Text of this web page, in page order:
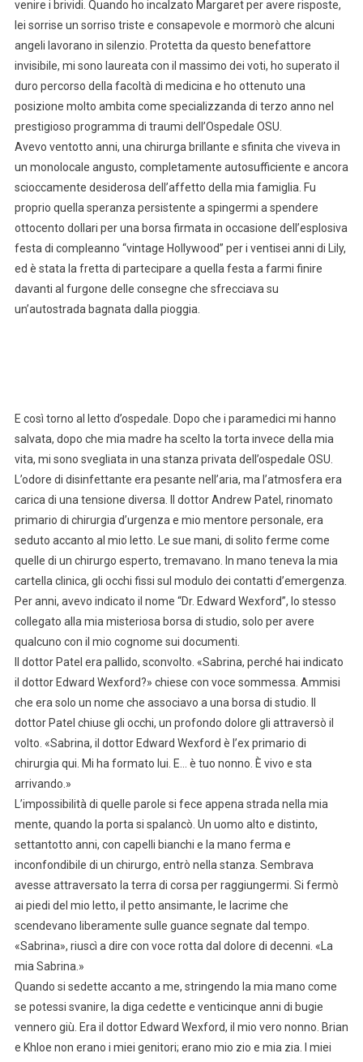
venire i brividi. Quando ho incalzato Margaret per avere risposte,
lei sorrise un sorriso triste e consapevole e mormorò che alcuni
angeli lavorano in silenzio. Protetta da questo benefattore
invisibile, mi sono laureata con il massimo dei voti, ho superato il
duro percorso della facoltà di medicina e ho ottenuto una
posizione molto ambita come specializzanda di terzo anno nel
prestigioso programma di traumi dell’Ospedale OSU.
Avevo ventotto anni, una chirurga brillante e sfinita che viveva in
un monolocale angusto, completamente autosufficiente e ancora
scioccamente desiderosa dell’affetto della mia famiglia. Fu
proprio quella speranza persistente a spingermi a spendere
ottocento dollari per una borsa firmata in occasione dell’esplosiva
festa di compleanno “vintage Hollywood” per i ventisei anni di Lily,
ed è stata la fretta di partecipare a quella festa a farmi finire
davanti al furgone delle consegne che sfrecciava su
un’autostrada bagnata dalla pioggia.
E così torno al letto d’ospedale. Dopo che i paramedici mi hanno
salvata, dopo che mia madre ha scelto la torta invece della mia
vita, mi sono svegliata in una stanza privata dell’ospedale OSU.
L’odore di disinfettante era pesante nell’aria, ma l’atmosfera era
carica di una tensione diversa. Il dottor Andrew Patel, rinomato
primario di chirurgia d’urgenza e mio mentore personale, era
seduto accanto al mio letto. Le sue mani, di solito ferme come
quelle di un chirurgo esperto, tremavano. In mano teneva la mia
cartella clinica, gli occhi fissi sul modulo dei contatti d’emergenza.
Per anni, avevo indicato il nome “Dr. Edward Wexford”, lo stesso
collegato alla mia misteriosa borsa di studio, solo per avere
qualcuno con il mio cognome sui documenti.
Il dottor Patel era pallido, sconvolto. «Sabrina, perché hai indicato
il dottor Edward Wexford?» chiese con voce sommessa. Ammisi
che era solo un nome che associavo a una borsa di studio. Il
dottor Patel chiuse gli occhi, un profondo dolore gli attraversò il
volto. «Sabrina, il dottor Edward Wexford è l’ex primario di
chirurgia qui. Mi ha formato lui. E… è tuo nonno. È vivo e sta
arrivando.»
L’impossibilità di quelle parole si fece appena strada nella mia
mente, quando la porta si spalancò. Un uomo alto e distinto,
settantotto anni, con capelli bianchi e la mano ferma e
inconfondibile di un chirurgo, entrò nella stanza. Sembrava
avesse attraversato la terra di corsa per raggiungermi. Si fermò
ai piedi del mio letto, il petto ansimante, le lacrime che
scendevano liberamente sulle guance segnate dal tempo.
«Sabrina», riuscì a dire con voce rotta dal dolore di decenni. «La
mia Sabrina.»
Quando si sedette accanto a me, stringendo la mia mano come
se potessi svanire, la diga cedette e venticinque anni di bugie
vennero giù. Era il dottor Edward Wexford, il mio vero nonno. Brian
e Khloe non erano i miei genitori; erano mio zio e mia zia. I miei